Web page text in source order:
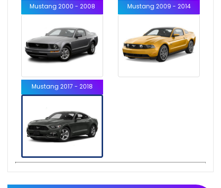
Mustang 2000 - 2008 Mustang 2009 - 2014
Mustang 2017 - 2018